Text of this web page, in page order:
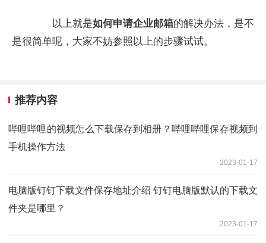
以上就是如何申请企业邮箱的解决办法，是不
是很简单呢，大家不妨参照以上的步骤试试。
推荐内容
哔哩哔哩的视频怎么下载保存到相册？哔哩哔哩保存视频到
手机操作方法
2023-01-17
电脑版钉钉下载文件保存地址介绍 钉钉电脑版默认的下载文
件夹是哪里？
2023-01-17